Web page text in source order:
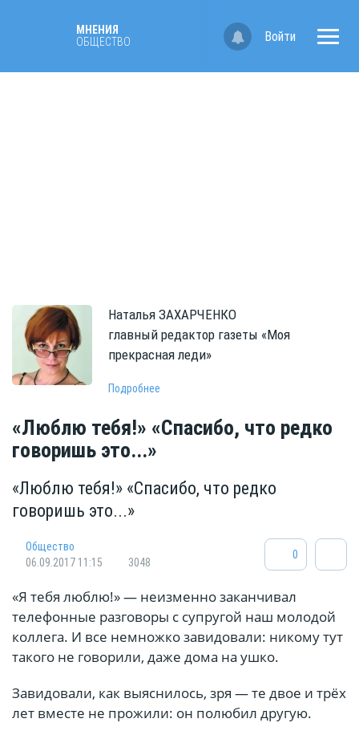
МНЕНИЯ
ОБЩЕСТВО
Войти
Наталья ЗАХАРЧЕНКО
главный редактор газеты «Моя
прекрасная леди»
Подробнее
«Люблю тебя!» «Спасибо, что редко
говоришь это...»
«Люблю тебя!» «Спасибо, что редко
говоришь это...»
Общество
06.09.2017 11:15
3048
0
«Я тебя люблю!» — неизменно заканчивал
телефонные разговоры с супругой наш молодой
коллега. И все немножко завидовали: никому тут
такого не говорили, даже дома на ушко.
Завидовали, как выяснилось, зря — те двое и трёх
лет вместе не прожили: он полюбил другую.